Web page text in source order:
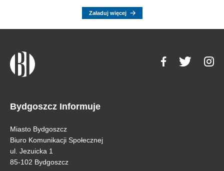
Załaduj więcej
Bydgoszcz Informuje
Miasto Bydgoszcz
Biuro Komunikacji Społecznej
ul. Jezuicka 1
85-102 Bydgoszcz